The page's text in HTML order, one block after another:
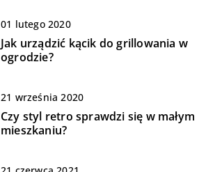
01 lutego 2020
Jak urządzić kącik do grillowania w
ogrodzie?
21 września 2020
Czy styl retro sprawdzi się w małym
mieszkaniu?